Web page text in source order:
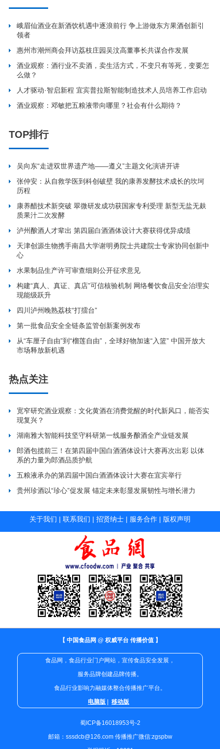
峨眉仙酒业在新酒饮机遇中逐浪前行 争上游做东方果酒创新引
领者
惠州市潮州商会拜访荔枝庄园吴汶高董事长共谋合作发展
酒业观察：酒行业不卖酒，卖生活方式，不变只有等死，变要怎
么做？
人才驱动·智启新程 宜宾普拉斯智能制造技术人员培养工作启动
酒业观察：邓敏把五粮液带向哪里？社会有什么期待？
TOP排行
吴向东“走进双世界遗产地——遵义”主题文化演讲开讲
张仲安：从自救学医到科创破壁 我的康养发酵技术成长的坎坷
历程
康养醋技术新突破 翠微研发成功获国家专利受理 新型无盐无麸
质果汁二次发酵
泸州酿酒人才辈出 第四届白酒酒体设计大赛获得优异成绩
天津创源生物携手南昌大学谢明勇院士共建院士专家协同创新中
心
水果制品生产许可审查细则公开征求意见
构建“真人、真证、真店”可信核验机制 网络餐饮食品安全治理实
现能级跃升
四川泸州晚熟荔枝“打擂台”
第一批食品安全全链条监管创新案例发布
从“车厘子自由”到“榴莲自由”，全球好物加速“入篮” 中国开放大
市场释放新机遇
热点关注
宽窄研究酒业观察：文化黄酒在消费觉醒的时代新风口，能否实
现复兴？
湖南雅大智能科技坚守科研第一线服务酿酒全产业链发展
郎酒包揽前三！在第四届中国白酒酒体设计大赛再次出彩 以体
系的力量为郎酒品质护航
五粮液承办的第四届中国白酒酒体设计大赛在宜宾举行
贵州珍酒以“珍心”促发展 锚定未来彰显发展韧性与增长潜力
关于我们 | 联系我们 | 招贤纳士 | 服务合作 | 版权声明
【 中国食品网 @ 权威平台 传播价值 】
食品网，食品行业门户网站，宣传食品安全发展，
服务品牌创建品牌传播。
食品行业影响力融媒体整合传播推广平台。
电脑版
移动版
蜀ICP备16018953号-2
邮箱：sssdcb@126.com 传播推广微信:zgspbw